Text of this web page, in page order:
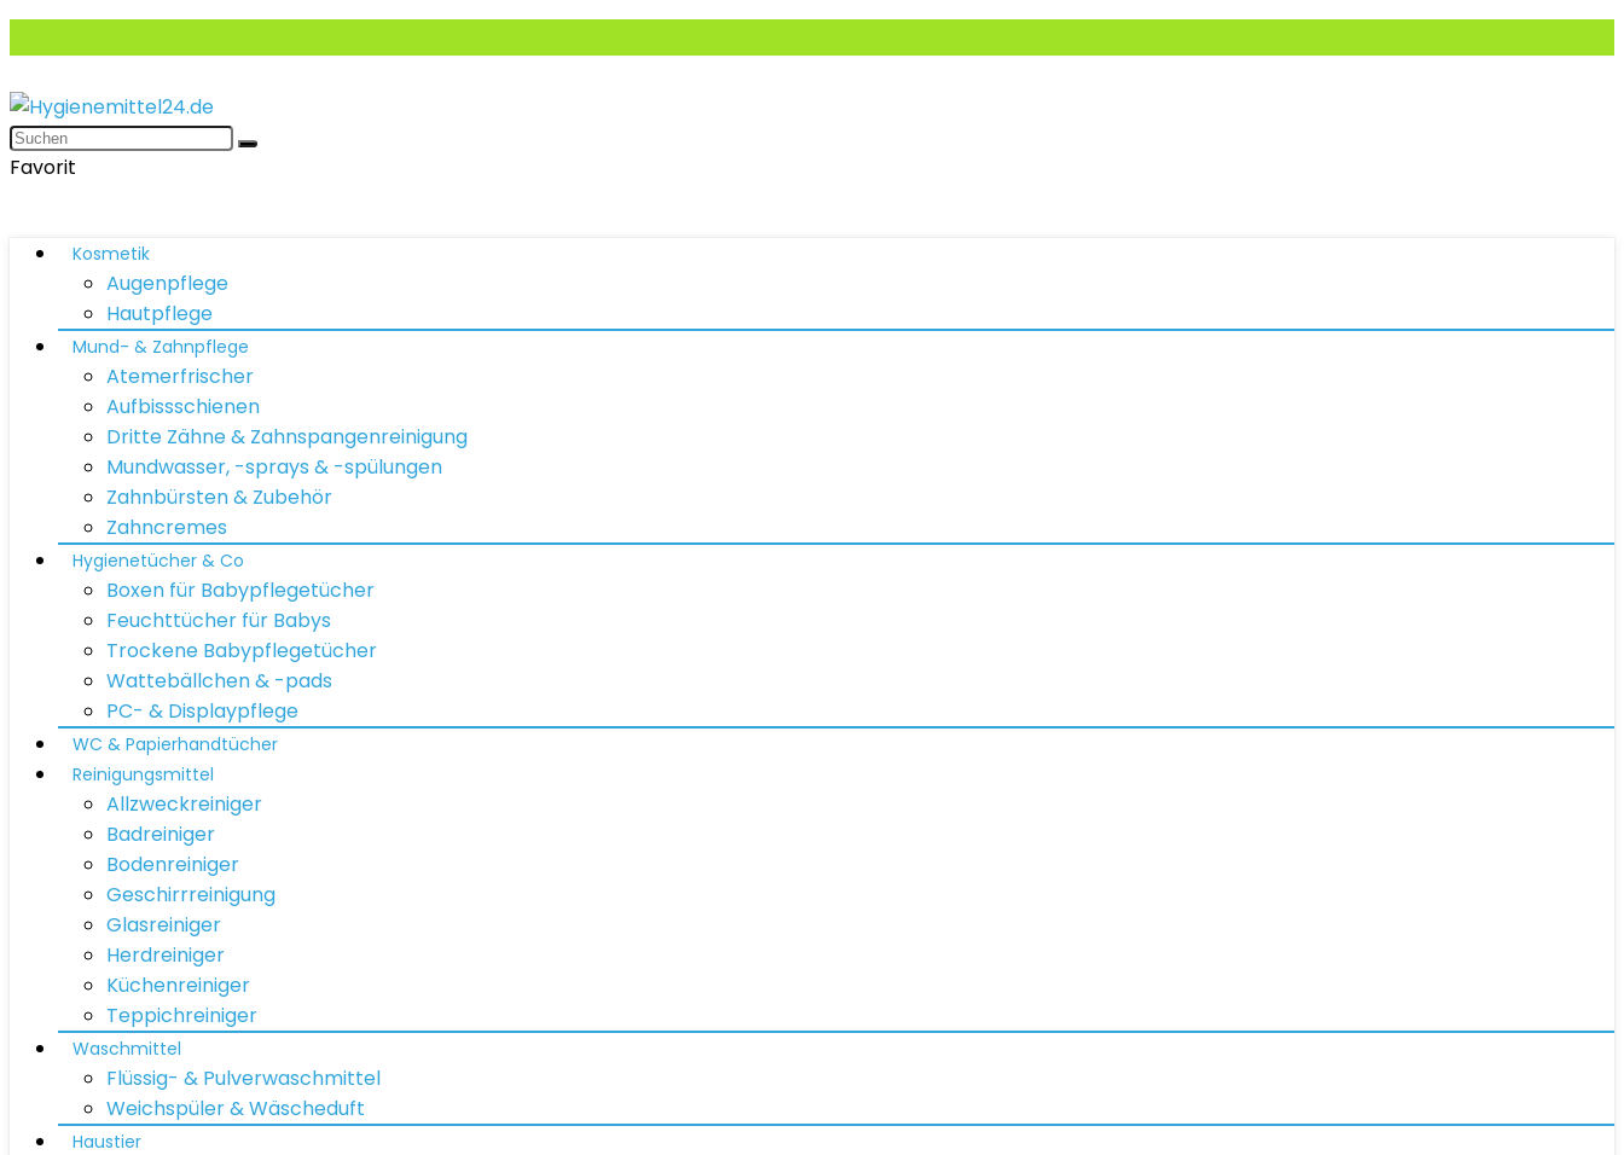
Favorit
Kosmetik
Augenpflege
Hautpflege
Mund- & Zahnpflege
Atemerfrischer
Aufbissschienen
Dritte Zähne & Zahnspangenreinigung
Mundwasser, -sprays & -spülungen
Zahnbürsten & Zubehör
Zahncremes
Hygienetücher & Co
Boxen für Babypflegetücher
Feuchttücher für Babys
Trockene Babypflegetücher
Wattebällchen & -pads
PC- & Displaypflege
WC & Papierhandtücher
Reinigungsmittel
Allzweckreiniger
Badreiniger
Bodenreiniger
Geschirrreinigung
Glasreiniger
Herdreiniger
Küchenreiniger
Teppichreiniger
Waschmittel
Flüssig- & Pulverwaschmittel
Weichspüler & Wäscheduft
Haustier